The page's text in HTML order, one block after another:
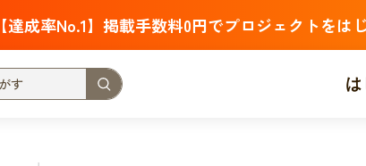
【達成率No.1】掲載手数料0円でプロジェクトをは
は